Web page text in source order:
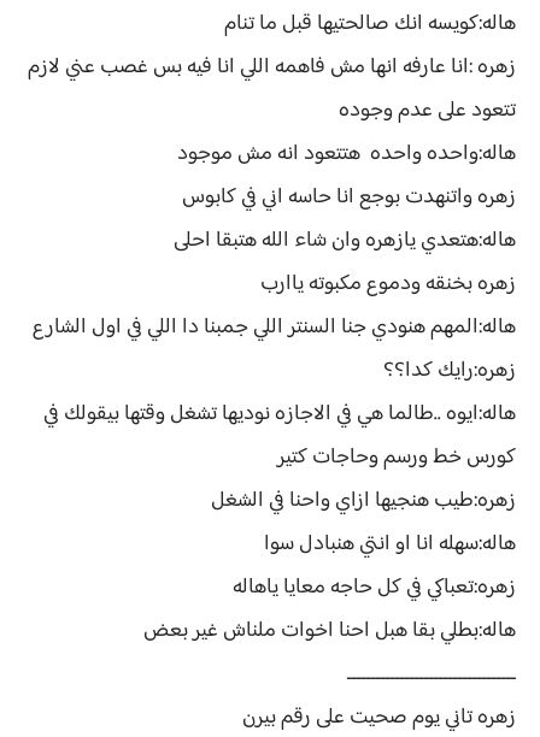
هاله:كويسه انك صالحتيها قبل ما تنام
زهره :انا عارفه انها مش فاهمه اللي انا فيه بس غصب عني لازم
تتعود على عدم وجوده
هاله:واحده واحده هتتعود انه مش موجود
زهره واتنهدت بوجع انا حاسه اني في كابوس
هاله:هتعدي يازهره وان شاء الله هتبقا احلى
زهره بخنقه ودموع مكبوته ياارب
هاله:المهم هنودي جنا السنتر اللي جمبنا دا اللي في اول الشارع
زهره:رايك كدا؟؟
هاله:ايوه ..طالما هي في الاجازه نوديها تشغل وقتها بيقولك في
كورس خط ورسم وحاجات كتير
زهره:طيب هنجيها ازاي واحنا في الشغل
هاله:سهله انا او انتي هنبادل سوا
زهره:تعباكي في كل حاجه معايا ياهاله
هاله:بطلي بقا هبل احنا اخوات ملناش غير بعض
ـــــــــــــــــــــــــــــــــــ
زهره تاني يوم صحيت على رقم بيرن